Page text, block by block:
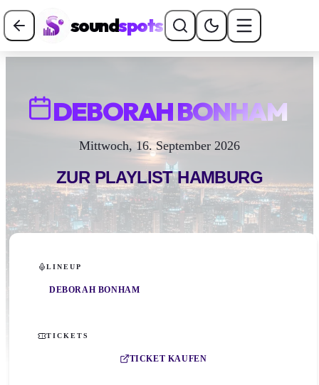
soundspots
DEBORAH BONHAM
Mittwoch, 16. September 2026
ZUR PLAYLISTHAMBURG
LINEUP
DEBORAH BONHAM
TICKETS
TICKET KAUFEN